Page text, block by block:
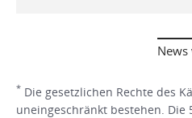
* Die gesetzlichen Rechte des
uneingeschränkt bestehen. Die